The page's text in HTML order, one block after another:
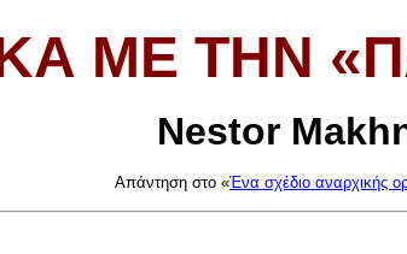
ΜΕ ΤΗΝ
Nestor
Απάντηση στο «Ένα σχέδιο αναρχικής